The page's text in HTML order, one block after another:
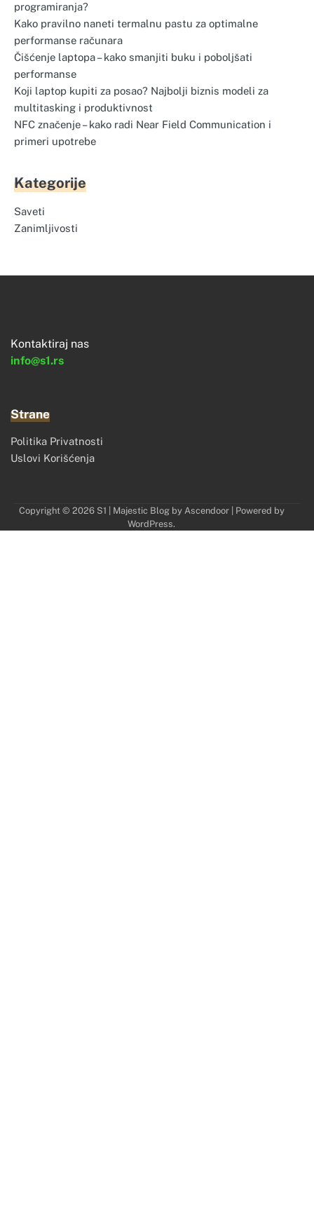
programiranja?
Kako pravilno naneti termalnu pastu za optimalne
performanse računara
Čišćenje laptopa – kako smanjiti buku i poboljšati
performanse
Koji laptop kupiti za posao? Najbolji biznis modeli za
multitasking i produktivnost
NFC značenje – kako radi Near Field Communication i
primeri upotrebe
Kategorije
Saveti
Zanimljivosti
Kontaktiraj nas
info@s1.rs
Strane
Politika Privatnosti
Uslovi Korišćenja
Copyright © 2026 S1 | Majestic Blog by Ascendoor| Powered by
WordPress.